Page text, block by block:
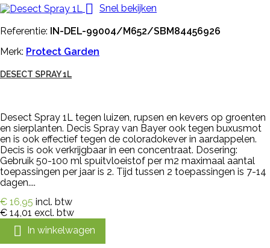
 Snel bekijken
Referentie: IN-DEL-99004/M652/SBM84456926
Merk: Protect Garden
DESECT SPRAY 1L
Desect Spray 1L tegen luizen, rupsen en kevers op groenten
en sierplanten. Decis Spray van Bayer ook tegen buxusmot
en is ook effectief tegen de coloradokever in aardappelen.
Decis is ook verkrijgbaar in een concentraat. Dosering:
Gebruik 50-100 ml spuitvloeistof per m2 maximaal aantal
toepassingen per jaar is 2. Tijd tussen 2 toepassingen is 7-14
dagen....
€ 16,95 incl. btw
€ 14,01 excl. btw
 In winkelwagen